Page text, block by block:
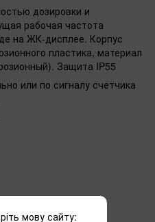
дозировки и
рабочая частота
на ЖК-дисплее. Корпус
пластика, материал
Защита IP55
или по сигналу счетчика
мову сайту: